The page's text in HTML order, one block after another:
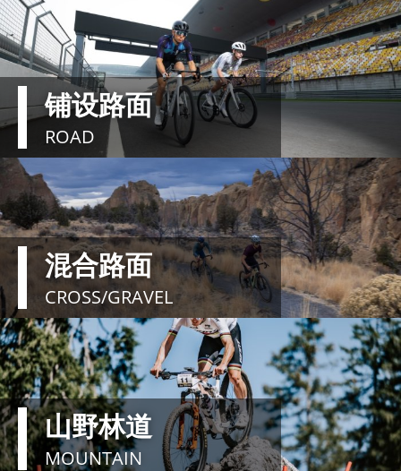
铺设路面
ROAD
混合路面
CROSS/GRAVEL
山野林道
MOUNTAIN